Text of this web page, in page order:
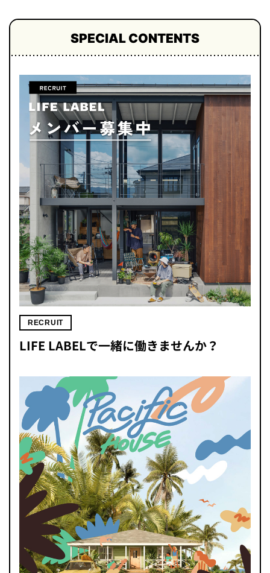
SPECIAL CONTENTS
RECRUIT
LIFE LABELで一緒に働きませんか？